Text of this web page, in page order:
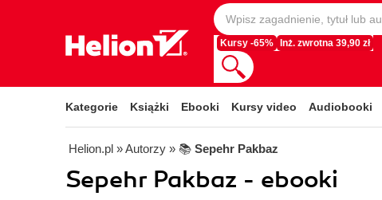
Kursy -65% Inż. zwrotna 39,90 zł
Kategorie Książki Ebooki Kursy video Audiobooki
Helion.pl » Autorzy » 📚 Sepehr Pakbaz
Sepehr Pakbaz - ebooki